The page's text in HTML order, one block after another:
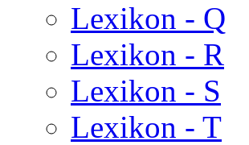
Lexikon - Q
Lexikon - R
Lexikon - S
Lexikon - T